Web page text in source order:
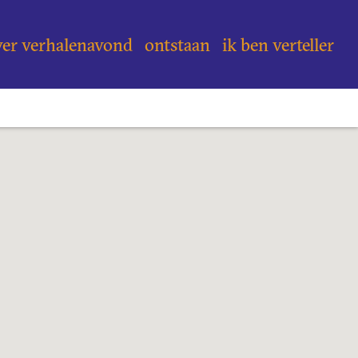
verhalenavond ontstaan ik ben verteller